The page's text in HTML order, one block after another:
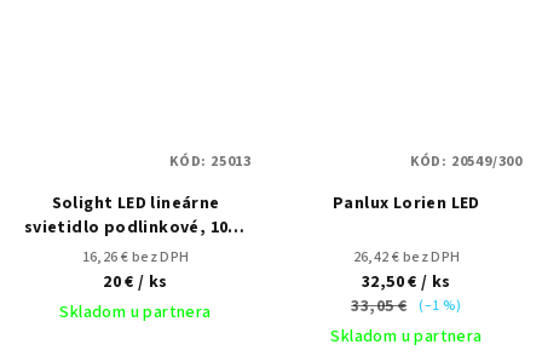
Solight LED lineárne
svietidlo podlinkové, 10W,
4100K, 3-stupňové
stmievanie, vypínač, hliník,
16,26 € bez DPH
20 €/ ks
Skladom u partnera
KÓD: 25013
Panlux Lorien LED
26,42 € bez DPH
32,50 €/ ks
33,05 € (–1 %)
Skladom u partnera
KÓD: 20549/300